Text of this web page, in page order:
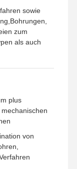
Über Uns
sowie
zum
als auch
plus
von